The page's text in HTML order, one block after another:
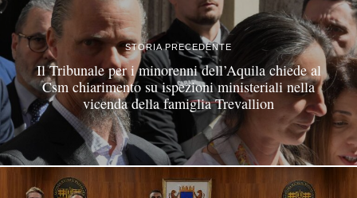
STORIA PRECEDENTE
Il Tribunale per i minorenni dell’Aquila chiede al
Csm chiarimento su ispezioni ministeriali nella
vicenda della famiglia Trevallion